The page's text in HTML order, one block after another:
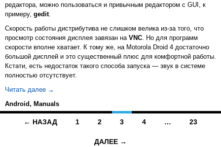
редактора, можно пользоваться и привычным редактором с GUI, к
примеру, gedit.
Скорость работы дистрибутива не слишком велика из-за того, что
просмотр состояния дисплея завязан на VNC . Но для программ
скорости вполне хватает. К тому же, на Motorola Droid 4 достаточно
большой дисплей и это существенный плюс для комфортной работы.
Кстати, есть недостаток такого способа запуска — звук в системе
полностью отсутствует.
Читать далее
Запускаем Ubuntu 12.04 на Motorola Droid 4
→
Android, Manuals
Навигация
← НАЗАД 1 2 3 4 … 23
ДАЛЕЕ →